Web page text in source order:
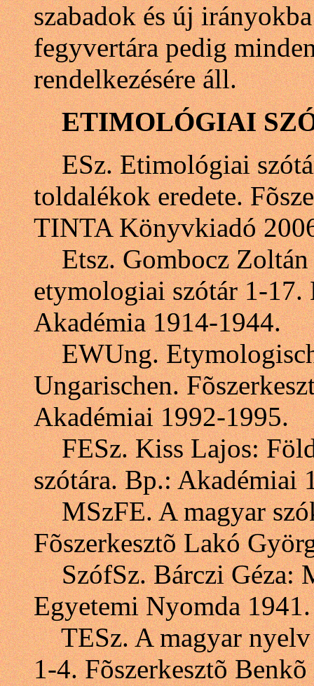
szabadok és új
fegyvertára pedig
rendelkezésére áll.
ETIMOLÓGIAI
ESz. Etimológiai
toldalékok eredete.
TINTA Könyvkiadó
Etsz. Gombocz Zoltán
etymologiai szótár 1-
Akadémia 1914-1944.
EWUng.
Ungarischen.
Akadémiai 1992-1995.
FESz. Kiss Lajos:
szótára. Bp.: Akadémiai
MSzFE. A magyar
Fõszerkesztõ Lakó
SzófSz. Bárczi Géza:
Egyetemi Nyomda
TESz. A magyar nyelv
1-4. Fõszerkesztõ